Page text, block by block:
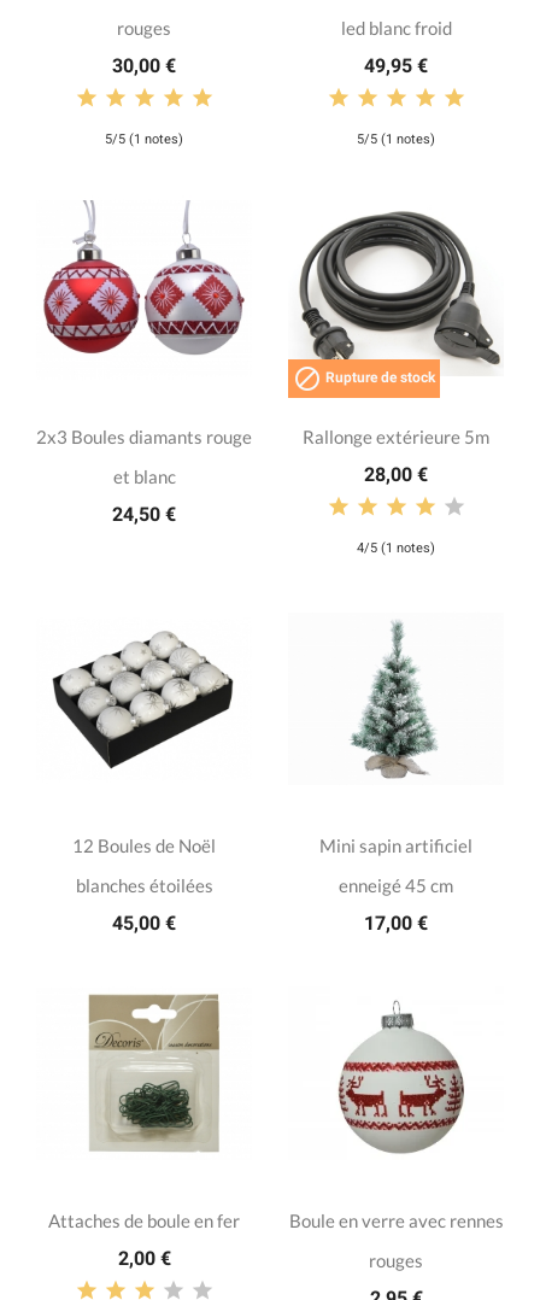
rouges
30,00 €
5/5 (1 notes)
led blanc froid
49,95 €
5/5 (1 notes)
2x3 Boules diamants rouge
et blanc
24,50 €
 Rupture de stock
Rallonge extérieure 5m
28,00 €
4/5 (1 notes)
12 Boules de Noël
blanches étoilées
45,00 €
Mini sapin artificiel
enneigé 45 cm
17,00 €
Attaches de boule en fer
2,00 €
Boule en verre avec rennes
rouges